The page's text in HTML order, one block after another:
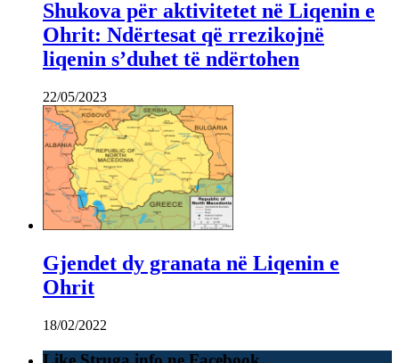
Shukova për aktivitetet në Liqenin e
Ohrit: Ndërtesat që rrezikojnë
liqenin s’duhet të ndërtohen
22/05/2023
Gjendet dy granata në Liqenin e
Ohrit
18/02/2022